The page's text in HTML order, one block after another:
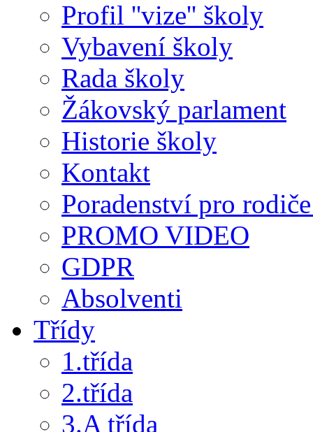
Profil ''vize'' školy
Vybavení školy
Rada školy
Žákovský parlament
Historie školy
Kontakt
Poradenství pro
PROMO VIDEO
GDPR
Absolventi
Třídy
1.třída
2.třída
3.A třída